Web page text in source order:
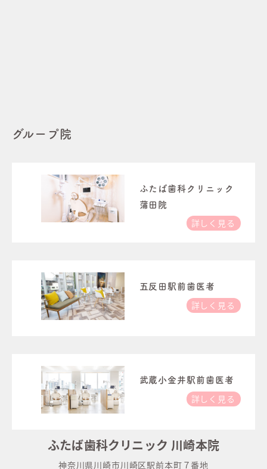
グループ院
ふたば歯科クリニック
蒲田院
詳しく見る
五反田駅前歯医者
詳しく見る
武蔵小金井駅前歯医者
詳しく見る
ふたば歯科クリニック 川崎本院
神奈川県川崎市川崎区駅前本町７番地